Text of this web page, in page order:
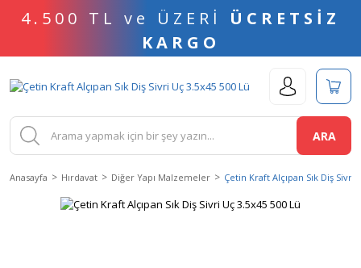
4.500 TL ve ÜZERİ ÜCRETSİZ
KARGO
ARA
Anasayfa Hırdavat Diğer Yapı Malzemeler Çetin Kraft Alçıpan Sık Diş Sivri